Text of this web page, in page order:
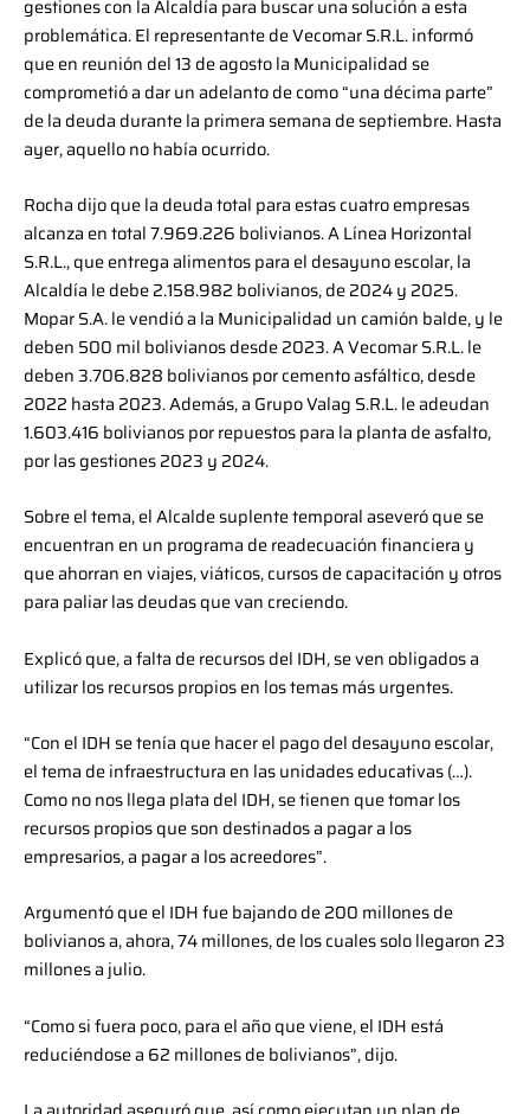
gestiones con la Alcaldía para buscar una solución a esta
problemática. El representante de Vecomar S.R.L. informó
que en reunión del 13 de agosto la Municipalidad se
comprometió a dar un adelanto de como “una décima parte”
de la deuda durante la primera semana de septiembre. Hasta
ayer, aquello no había ocurrido.
Rocha dijo que la deuda total para estas cuatro empresas
alcanza en total 7.969.226 bolivianos. A Línea Horizontal
S.R.L., que entrega alimentos para el desayuno escolar, la
Alcaldía le debe 2.158.982 bolivianos, de 2024 y 2025.
Mopar S.A. le vendió a la Municipalidad un camión balde, y le
deben 500 mil bolivianos desde 2023. A Vecomar S.R.L. le
deben 3.706.828 bolivianos por cemento asfáltico, desde
2022 hasta 2023. Además, a Grupo Valag S.R.L. le adeudan
1.603.416 bolivianos por repuestos para la planta de asfalto,
por las gestiones 2023 y 2024.
Sobre el tema, el Alcalde suplente temporal aseveró que se
encuentran en un programa de readecuación financiera y
que ahorran en viajes, viáticos, cursos de capacitación y otros
para paliar las deudas que van creciendo.
Explicó que, a falta de recursos del IDH, se ven obligados a
utilizar los recursos propios en los temas más urgentes.
“Con el IDH se tenía que hacer el pago del desayuno escolar,
el tema de infraestructura en las unidades educativas (…).
Como no nos llega plata del IDH, se tienen que tomar los
recursos propios que son destinados a pagar a los
empresarios, a pagar a los acreedores”.
Argumentó que el IDH fue bajando de 200 millones de
bolivianos a, ahora, 74 millones, de los cuales solo llegaron 23
millones a julio.
“Como si fuera poco, para el año que viene, el IDH está
reduciéndose a 62 millones de bolivianos”, dijo.